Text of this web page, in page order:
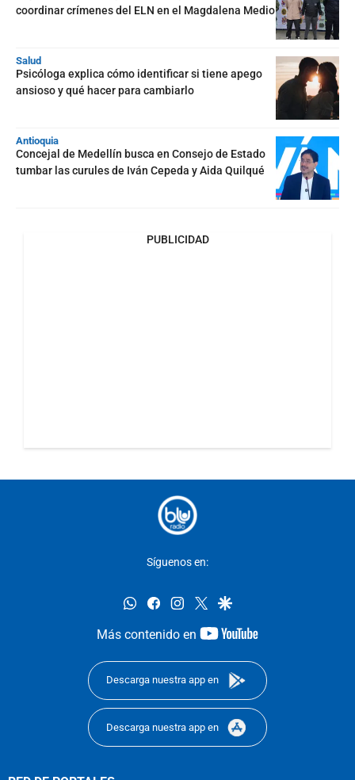
coordinar crímenes del ELN en el Magdalena Medio
Salud
Psicóloga explica cómo identificar si tiene apego
ansioso y qué hacer para cambiarlo
Antioquia
Concejal de Medellín busca en Consejo de Estado
tumbar las curules de Iván Cepeda y Aida Quilqué
PUBLICIDAD
Síguenos en:
whatsappfacebookinstagram
twittergoogle
Más contenido en
youtube-
Descarga nuestra app en
Descarga nuestra app en